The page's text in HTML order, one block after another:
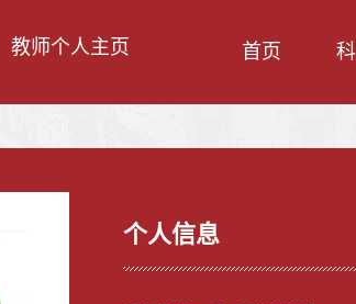
教师个人主页 首页
个人信息